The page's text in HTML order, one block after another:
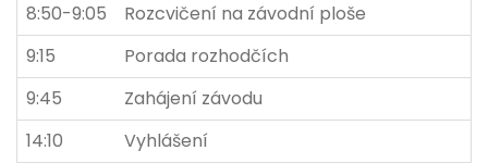
8:50-9:05
Rozcvičení na závodní ploše
9:15
Porada rozhodčích
9:45
Zahájení závodu
14:10
Vyhlášení